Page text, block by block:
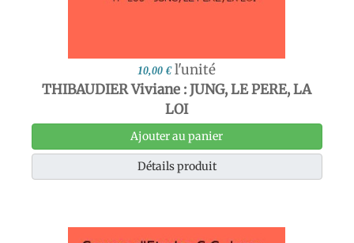
10,00 € l'unité
THIBAUDIER Viviane : JUNG, LE PERE, LA
LOI
Ajouter au panier
Détails produit